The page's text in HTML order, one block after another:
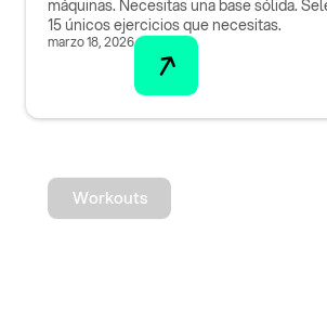
máquinas. Necesitas una base sólida.
15 únicos ejercicios que necesitas.
marzo 18, 2026
Workouts